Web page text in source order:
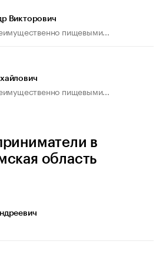
Викторович
пищевыми...
пищевыми...
в
область